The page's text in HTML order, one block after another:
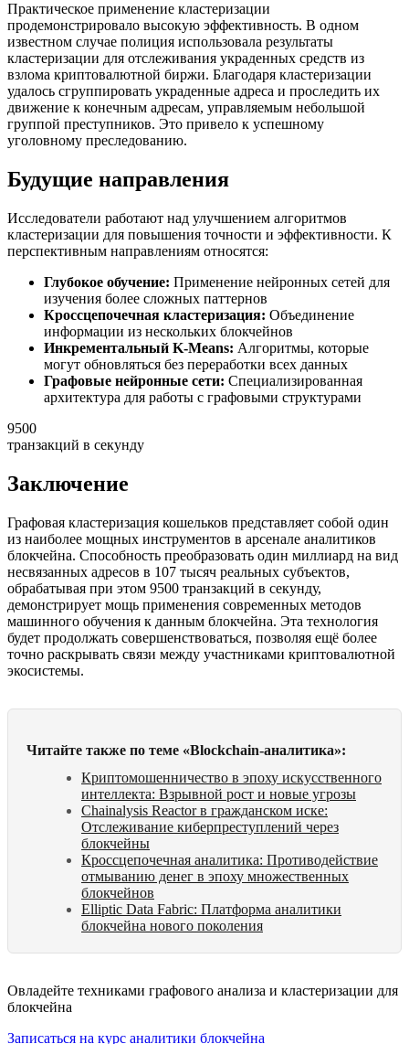
Практическое применение кластеризации
продемонстрировало высокую эффективность. В одном
известном случае полиция использовала результаты
кластеризации для отслеживания украденных средств из
взлома криптовалютной биржи. Благодаря кластеризации
удалось сгруппировать украденные адреса и проследить их
движение к конечным адресам, управляемым небольшой
группой преступников. Это привело к успешному
уголовному преследованию.
Будущие направления
Исследователи работают над улучшением алгоритмов
кластеризации для повышения точности и эффективности. К
перспективным направлениям относятся:
Глубокое обучение: Применение нейронных сетей для
изучения более сложных паттернов
Кроссцепочечная кластеризация: Объединение
информации из нескольких блокчейнов
Инкрементальный K-Means: Алгоритмы, которые
могут обновляться без переработки всех данных
Графовые нейронные сети: Специализированная
архитектура для работы с графовыми структурами
9500
транзакций в секунду
Заключение
Графовая кластеризация кошельков представляет собой один
из наиболее мощных инструментов в арсенале аналитиков
блокчейна. Способность преобразовать один миллиард на вид
несвязанных адресов в 107 тысяч реальных субъектов,
обрабатывая при этом 9500 транзакций в секунду,
демонстрирует мощь применения современных методов
машинного обучения к данным блокчейна. Эта технология
будет продолжать совершенствоваться, позволяя ещё более
точно раскрывать связи между участниками криптовалютной
экосистемы.
Читайте также по теме «Blockchain-аналитика»:
Криптомошенничество в эпоху искусственного
интеллекта: Взрывной рост и новые угрозы
Chainalysis Reactor в гражданском иске:
Отслеживание киберпреступлений через
блокчейны
Кроссцепочечная аналитика: Противодействие
отмыванию денег в эпоху множественных
блокчейнов
Elliptic Data Fabric: Платформа аналитики
блокчейна нового поколения
Овладейте техниками графового анализа и кластеризации для
блокчейна
Записаться на курс аналитики блокчейна